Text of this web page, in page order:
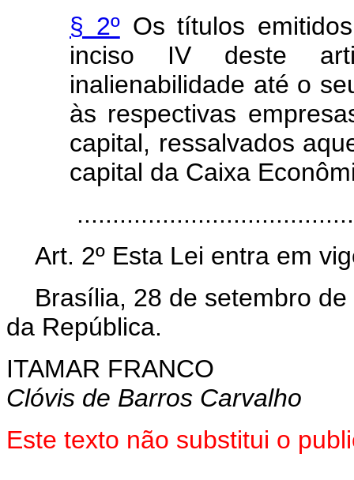
§ 2ºOs títulos
inciso IV deste
inalienabilidade até o
às respectivas
capital, ressalvados
capital da Caixa
Art. 2º Esta Lei entra em
Brasília, 28 de setembro de
da República.
ITAMAR FRANCO
Clóvis de Barros Carvalho
Este texto não substitui o